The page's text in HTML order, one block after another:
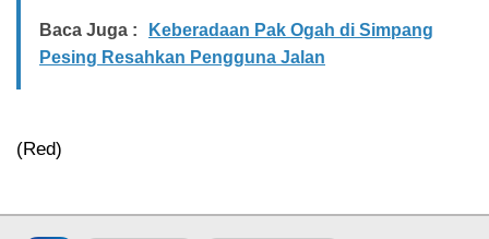
Baca Juga :
Keberadaan Pak Ogah di Simpang
Pesing Resahkan Pengguna Jalan
(Red)